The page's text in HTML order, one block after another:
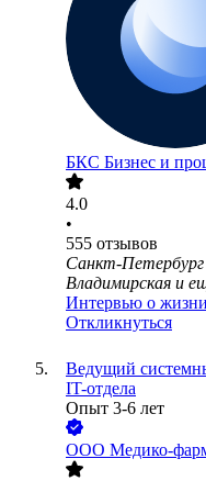
БКС Бизнес и
4.0
•
555 отзывов
Санкт-Петербург
Владимирская и
Интервью о
Откликнуться
Ведущий
IT-отдела
Опыт 3-6 лет
ООО Медико-